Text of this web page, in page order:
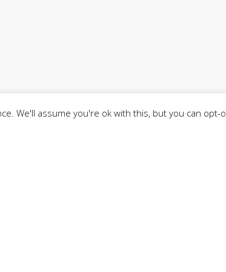
We'll assume you're ok with this, but you can opt-